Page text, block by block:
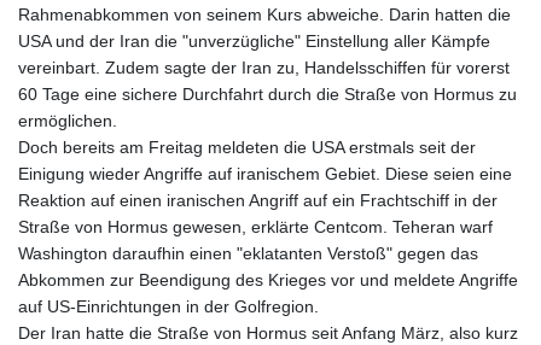
Rahmenabkommen von seinem Kurs abweiche. Darin hatten die
USA und der Iran die "unverzügliche" Einstellung aller Kämpfe
vereinbart. Zudem sagte der Iran zu, Handelsschiffen für vorerst
60 Tage eine sichere Durchfahrt durch die Straße von Hormus zu
ermöglichen.
Doch bereits am Freitag meldeten die USA erstmals seit der
Einigung wieder Angriffe auf iranischem Gebiet. Diese seien eine
Reaktion auf einen iranischen Angriff auf ein Frachtschiff in der
Straße von Hormus gewesen, erklärte Centcom. Teheran warf
Washington daraufhin einen "eklatanten Verstoß" gegen das
Abkommen zur Beendigung des Krieges vor und meldete Angriffe
auf US-Einrichtungen in der Golfregion.
Der Iran hatte die Straße von Hormus seit Anfang März, also kurz